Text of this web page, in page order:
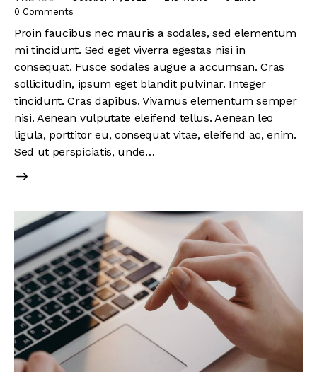
0 Comments
Proin faucibus nec mauris a sodales, sed elementum
mi tincidunt. Sed eget viverra egestas nisi in
consequat. Fusce sodales augue a accumsan. Cras
sollicitudin, ipsum eget blandit pulvinar. Integer
tincidunt. Cras dapibus. Vivamus elementum semper
nisi. Aenean vulputate eleifend tellus. Aenean leo
ligula, porttitor eu, consequat vitae, eleifend ac, enim.
Sed ut perspiciatis, unde…